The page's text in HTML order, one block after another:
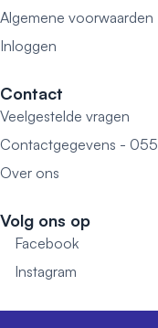
Algemene voorwaarden
Inloggen
Contact
Veelgestelde vragen
Contactgegevens -
Over ons
Volg ons op
Facebook
Instagram